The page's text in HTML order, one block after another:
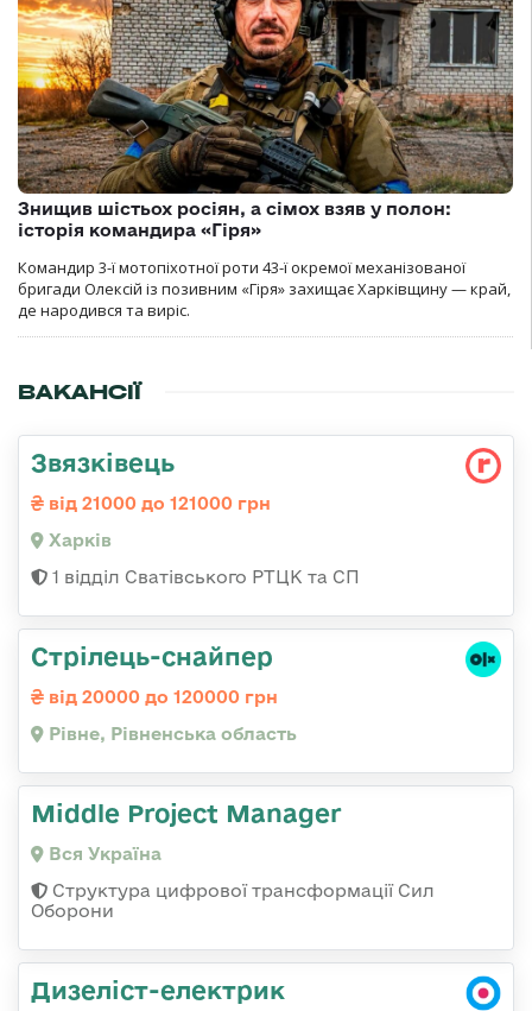
Знищив шістьох росіян, а сімох взяв у полон:
історія командира «Гіря»
Командир 3-ї мотопіхотної роти 43-ї окремої механізованої
бригади Олексій із позивним «Гіря» захищає Харківщину — край,
де народився та виріс.
ВАКАНСІЇ
Звязківець
від 21000 до 121000 грн
Харків
1 відділ Сватівського РТЦК та СП
Стрілець-снайпер
від 20000 до 120000 грн
Рівне, Рівненська область
Middle Project Manager
Вся Україна
Структура цифрової трансформації Сил
Оборони
Дизеліст-електрик